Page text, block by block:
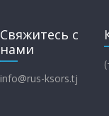
Свяжитесь с
нами
info@rus-ksors.tj